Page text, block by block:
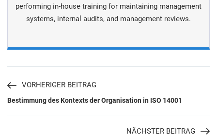
performing in-house training for maintaining management
systems, internal audits, and management reviews.
VORHERIGER BEITRAG
Bestimmung des Kontexts der Organisation in ISO 14001
NÄCHSTER BEITRAG